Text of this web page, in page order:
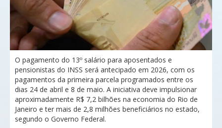
O pagamento do 13º salário para aposentados e
pensionistas do INSS será antecipado em 2026, com os
pagamentos da primeira parcela programados entre os
dias 24 de abril e 8 de maio. A iniciativa deve impulsionar
aproximadamente R$ 7,2 bilhões na economia do Rio de
Janeiro e ter mais de 2,8 milhões beneficiários no estado,
segundo o Governo Federal.